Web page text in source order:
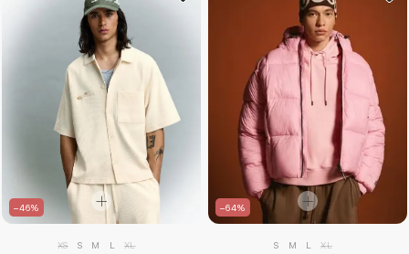
–46%
XS S M L XL
–64%
S M L XL